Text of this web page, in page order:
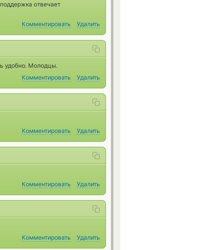
отвечает
Комментировать
Удалить
удобно. Молодцы.
Комментировать
Удалить
Комментировать
Удалить
Комментировать
Удалить
Комментировать
Удалить